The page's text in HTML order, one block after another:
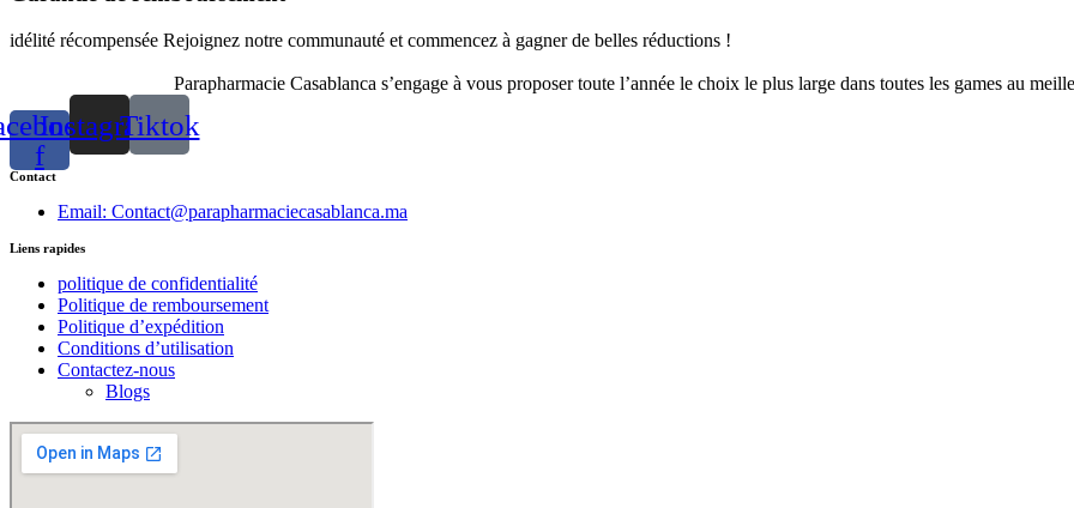
idélité récompensée Rejoignez notre communauté et commencez à gagner de belles réductions !
Parapharmacie Casablanca s’engage à vous proposer toute l’année le choix le plus large dans toutes les games au
f
InstagramTiktok
Contact
Email: Contact@parapharmaciecasablanca.ma
Liens rapides
politique de confidentialité
Politique de remboursement
Politique d’expédition
Conditions d’utilisation
Contactez-nous
Blogs